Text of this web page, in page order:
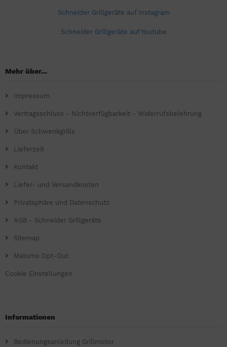
Schneider Grillgeräte auf Instagram
Schneider Grillgeräte auf Youtube
Mehr über...
Impressum
Vertragsschluss - Nichtverfügbarkeit - Widerrufsbelehrung
Über Schwenkgrills
Lieferzeit
Kontakt
Liefer- und Versandkosten
Privatsphäre und Datenschutz
AGB - Schneider Grillgeräte
Sitemap
Matomo Opt-Out
Cookie Einstellungen
Informationen
Bedienungsanleitung Grillmotor